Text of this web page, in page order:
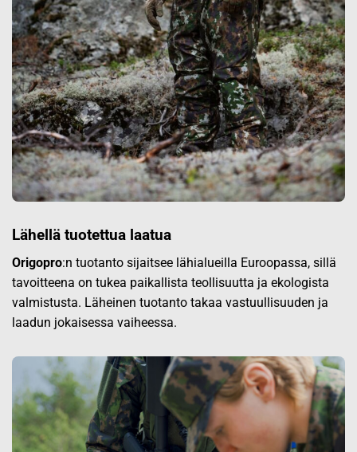
Lähellä tuotettua laatua
Origopro:n tuotanto sijaitsee lähialueilla Euroopassa, sillä
tavoitteena on tukea paikallista teollisuutta ja ekologista
valmistusta. Läheinen tuotanto takaa vastuullisuuden ja
laadun jokaisessa vaiheessa.